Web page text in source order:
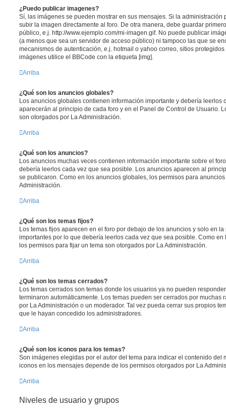
¿Puedo publicar imagenes?
Sí, las imágenes se pueden mostrar en sus mensajes. Si la administración
subir la imagen directamente al foro. De otra manera, debe guardar
público, e.j. http://www.ejemplo.com/mi-imagen.gif. No puede publicar
(a menos que sea un servidor de acceso público) ni tampoco las que se
mecanismos de autenticación, e.j. hotmail o yahoo correo, sitios
imágenes utilice el BBCode con la etiqueta [img].
Arriba
¿Qué son los anuncios globales?
Los anuncios globales contienen información importante y debería leerlos
aparecerán al principio de cada foro y en el Panel de Control de Usuario.
son otorgados por La Administración.
Arriba
¿Qué son los anuncios?
Los anuncios muchas veces contienen información importante sobre el
debería leerlos cada vez que sea posible. Los anuncios aparecen al
se publicaron. Como en los anuncios globales, los permisos para
Administración.
Arriba
¿Qué son los temas fijos?
Los temas fijos aparecen en el foro por debajo de los anuncios y solo en
importantes por lo que debería leerlos cada vez que sea posible. Como
los permisos para fijar un tema son otorgados por La Administración.
Arriba
¿Qué son los temas cerrados?
Los temas cerrados son temas donde los usuarios ya no pueden
terminaron automáticamente. Los temas pueden ser cerrados por muchas
por La Administración o un moderador. Tal vez pueda cerrar sus propios
que le hayan concedido los administradores.
Arriba
¿Qué son los iconos para los temas?
Son imágenes elegidas por el autor del tema para indicar el contenido del
iconos en los mensajes depende de los permisos otorgados por La
Arriba
Niveles de usuario y grupos